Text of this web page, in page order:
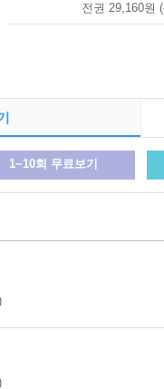
전권 29,160원 (
1~10회 무료보기